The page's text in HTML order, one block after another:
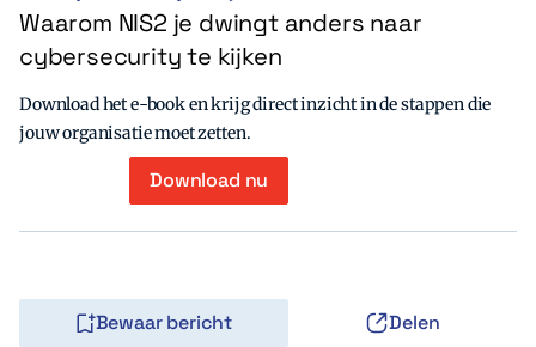
Waarom NIS2 je dwingt anders naar
cybersecurity te kijken
Download het e-book en krijg direct inzicht in de stappen die
jouw organisatie moet zetten.
Download nu
Bewaar bericht Delen